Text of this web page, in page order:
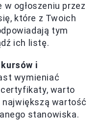
w ogłoszeniu przez
które z Twoich
tym
ich listę.
i
wymieniać
warto
wartość
stanowiska.